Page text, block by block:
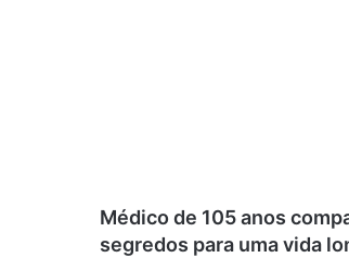
Médico de 105 anos
segredos para uma vida